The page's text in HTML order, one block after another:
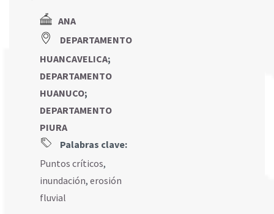
ANA
DEPARTAMENTO
HUANCAVELICA;
DEPARTAMENTO
HUANUCO;
DEPARTAMENTO
PIURA
Palabras clave:
Puntos críticos,
inundación, erosión
fluvial